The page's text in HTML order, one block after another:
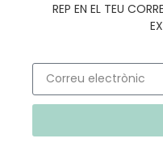
REP EN EL TEU